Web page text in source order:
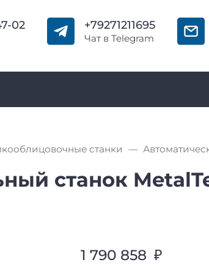
02 +79271211695
Чат в Telegram
станки
станок
1 790 858 ₽